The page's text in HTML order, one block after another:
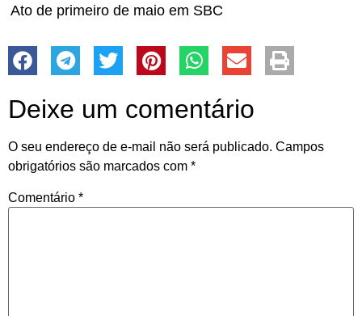
Ato de primeiro de maio em SBC
Deixe um comentário
O seu endereço de e-mail não será publicado. Campos
obrigatórios são marcados com *
Comentário *